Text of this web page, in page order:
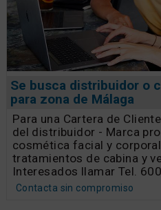
Se busca distribuidor o
para zona de Málaga
Para una Cartera de
del distribuidor - Marca
cosmética facial y
tratamientos de cabina y
Interesados llamar Tel.
Contacta sin compromiso